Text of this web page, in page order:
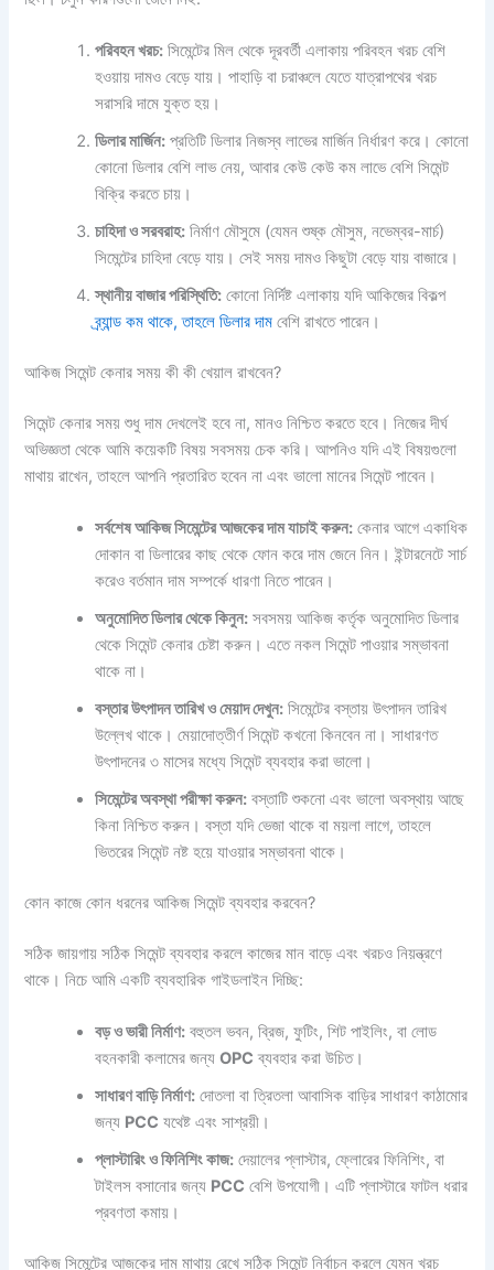
পরিবহন খরচ: সিমেন্টের মিল থেকে দূরবর্তী এলাকায় পরিবহন খরচ বেশি
হওয়ায় দামও বেড়ে যায়। পাহাড়ি বা চরাঞ্চলে যেতে যাত্রাপথের খরচ
সরাসরি দামে যুক্ত হয়।
ডিলার মার্জিন: প্রতিটি ডিলার নিজস্ব লাভের মার্জিন নির্ধারণ করে। কোনো
কোনো ডিলার বেশি লাভ নেয়, আবার কেউ কেউ কম লাভে বেশি সিমেন্ট
বিক্রি করতে চায়।
চাহিদা ও সরবরাহ: নির্মাণ মৌসুমে (যেমন শুষ্ক মৌসুম, নভেম্বর-মার্চ)
সিমেন্টের চাহিদা বেড়ে যায়। সেই সময় দামও কিছুটা বেড়ে যায় বাজারে।
স্থানীয় বাজার পরিস্থিতি: কোনো নির্দিষ্ট এলাকায় যদি আকিজের বিকল্প
ব্র্যান্ড কম থাকে, তাহলে ডিলার দাম বেশি রাখতে পারেন।
আকিজ সিমেন্ট কেনার সময় কী কী খেয়াল রাখবেন?
সিমেন্ট কেনার সময় শুধু দাম দেখলেই হবে না, মানও নিশ্চিত করতে হবে। নিজের দীর্ঘ
অভিজ্ঞতা থেকে আমি কয়েকটি বিষয় সবসময় চেক করি। আপনিও যদি এই বিষয়গুলো
মাথায় রাখেন, তাহলে আপনি প্রতারিত হবেন না এবং ভালো মানের সিমেন্ট পাবেন।
সর্বশেষ আকিজ সিমেন্টের আজকের দাম যাচাই করুন: কেনার আগে একাধিক
দোকান বা ডিলারের কাছ থেকে ফোন করে দাম জেনে নিন। ইন্টারনেটে সার্চ
করেও বর্তমান দাম সম্পর্কে ধারণা নিতে পারেন।
অনুমোদিত ডিলার থেকে কিনুন: সবসময় আকিজ কর্তৃক অনুমোদিত ডিলার
থেকে সিমেন্ট কেনার চেষ্টা করুন। এতে নকল সিমেন্ট পাওয়ার সম্ভাবনা
থাকে না।
বস্তার উৎপাদন তারিখ ও মেয়াদ দেখুন: সিমেন্টের বস্তায় উৎপাদন তারিখ
উল্লেখ থাকে। মেয়াদোত্তীর্ণ সিমেন্ট কখনো কিনবেন না। সাধারণত
উৎপাদনের ৩ মাসের মধ্যে সিমেন্ট ব্যবহার করা ভালো।
সিমেন্টের অবস্থা পরীক্ষা করুন: বস্তাটি শুকনো এবং ভালো অবস্থায় আছে
কিনা নিশ্চিত করুন। বস্তা যদি ভেজা থাকে বা ময়লা লাগে, তাহলে
ভিতরের সিমেন্ট নষ্ট হয়ে যাওয়ার সম্ভাবনা থাকে।
কোন কাজে কোন ধরনের আকিজ সিমেন্ট ব্যবহার করবেন?
সঠিক জায়গায় সঠিক সিমেন্ট ব্যবহার করলে কাজের মান বাড়ে এবং খরচও নিয়ন্ত্রণে
থাকে। নিচে আমি একটি ব্যবহারিক গাইডলাইন দিচ্ছি:
বড় ও ভারী নির্মাণ: বহুতল ভবন, ব্রিজ, ফুটিং, শিট পাইলিং, বা লোড
বহনকারী কলামের জন্যOPC ব্যবহার করা উচিত।
সাধারণ বাড়ি নির্মাণ: দোতলা বা ত্রিতলা আবাসিক বাড়ির সাধারণ কাঠামোর
জন্য PCC যথেষ্ট এবং সাশ্রয়ী।
প্লাস্টারিং ও ফিনিশিং কাজ: দেয়ালের প্লাস্টার, ফ্লোরের ফিনিশিং, বা
টাইলস বসানোর জন্য PCC বেশি উপযোগী। এটি প্লাস্টারে ফাটল ধরার
প্রবণতা কমায়।
আকিজ সিমেন্টের আজকের দাম মাথায় রেখে সঠিক সিমেন্ট নির্বাচন করলে যেমন খরচ